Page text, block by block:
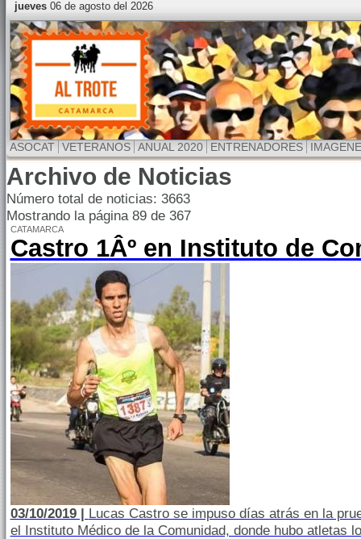
jueves06 de agosto del 2026
ASOCAT VETERANOS ANUAL 2020 ENTRENADORES
Archivo de Noticias
Número total de noticias: 3663
Mostrando la página 89 de 367
CATAMARCA
Castro 1Âº en Instituto de
03/10/2019 | Lucas Castro se impuso días atrás en la
el Instituto Médico de la Comunidad, donde hubo atletas